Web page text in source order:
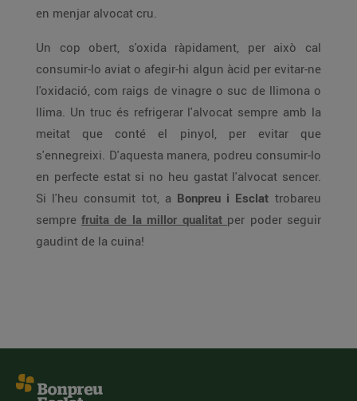
en menjar alvocat cru.
Un cop obert, s'oxida ràpidament, per això cal
consumir-lo aviat o afegir-hi algun àcid per evitar-ne
l'oxidació, com raigs de vinagre o suc de llimona o
llima. Un truc és refrigerar l'alvocat sempre amb la
meitat que conté el pinyol, per evitar que
s'ennegreixi. D'aquesta manera, podreu consumir-lo
en perfecte estat si no heu gastat l'alvocat sencer.
Si l'heu consumit tot, a Bonpreu i Esclat trobareu
sempre fruita de la millor qualitat per poder seguir
gaudint de la cuina!